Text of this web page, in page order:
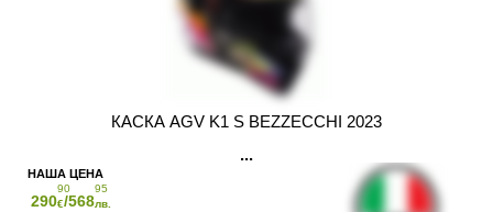
КАСКА AGV K1 S BEZZECCHI 2023
290
90
€/568
95
лв.